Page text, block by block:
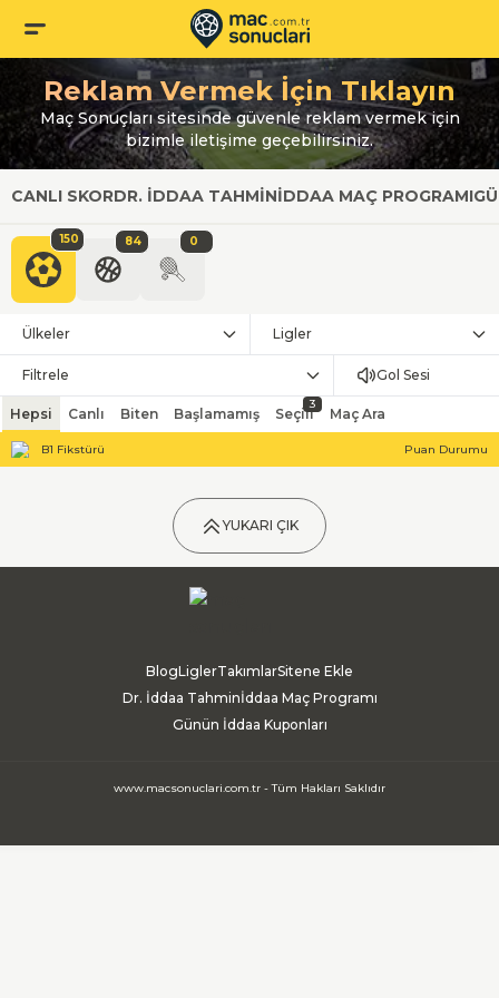
Reklam Vermek İçin Tıklayın
Maç Sonuçları sitesinde güvenle reklam vermek için
bizimle iletişime geçebilirsiniz.
CANLI SKORDR. İDDAA TAHMINİDDAA MAÇ PROGRAMI
150 84 0
Ülkeler Ligler
Filtrele Gol Sesi
Hepsi Canlı Biten Başlamamış Seçili
3
Maç Ara
B1 Fikstürü Puan Durumu
YUKARI ÇIK
BlogLiglerTakımlarSitene Ekle
Dr. İddaa Tahminİddaa Maç Programı
Günün İddaa Kuponları
www.macsonuclari.com.tr - Tüm Hakları Saklıdır